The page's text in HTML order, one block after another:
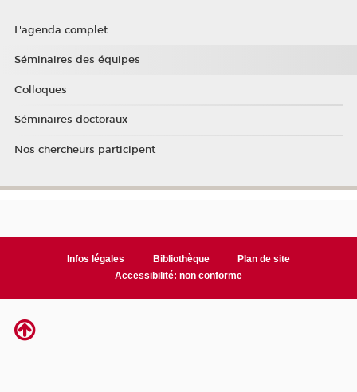
L'agenda complet
Séminaires des équipes
Colloques
Séminaires doctoraux
Nos chercheurs participent
Infos légales Bibliothèque
Plan de site
Accessibilité: non conforme